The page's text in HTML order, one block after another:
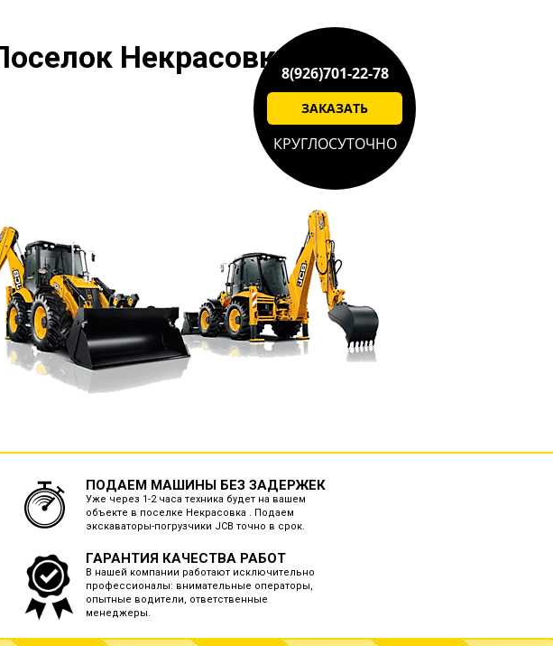
Некрасовка8(926)701-22-78
ЗАКАЗАТЬ
КРУГЛОСУТОЧНО
ПОДАЕМ МАШИНЫ БЕЗ ЗАДЕРЖЕК
Уже через 1-2 часа техника будет на вашем
объекте в поселке Некрасовка . Подаем
экскаваторы-погрузчики JCB точно в срок.
ГАРАНТИЯ КАЧЕСТВА РАБОТ
В нашей компании работают исключительно
профессионалы: внимательные операторы,
опытные водители, ответственные
менеджеры.